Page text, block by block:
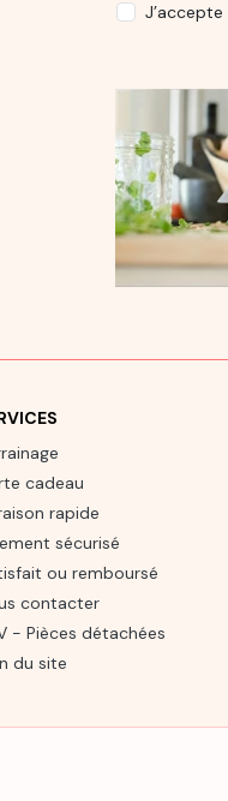
cadeau
rapide
sécurisé
ou remboursé
contacter
- Pièces détachées
du site